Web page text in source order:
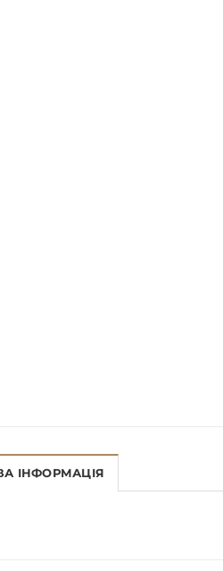
ІНФОРМАЦІЯ